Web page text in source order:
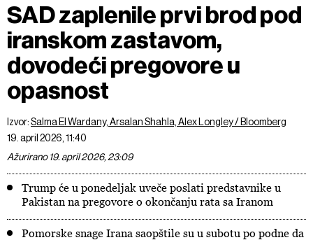
SAD zaplenile prvi brod pod
iranskom zastavom,
dovodeći pregovore u
opasnost
Izvor:Salma El Wardany, Arsalan Shahla, Alex Longley / Bloomberg
19. april 2026, 11:40
Ažurirano 19. april 2026, 23:09
Trump će u ponedeljak uveče poslati predstavnike u
Pakistan na pregovore o okončanju rata sa Iranom
Pomorske snage Irana saopštile su u subotu po podne da